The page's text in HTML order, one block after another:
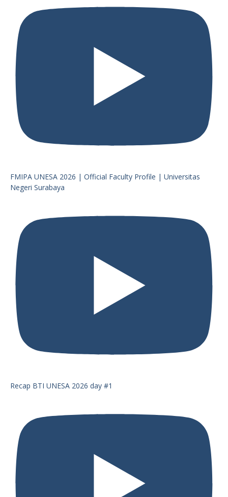
FMIPA UNESA 2026 | Official Faculty Profile | Universitas
Negeri Surabaya
Recap BTI UNESA 2026 day #1